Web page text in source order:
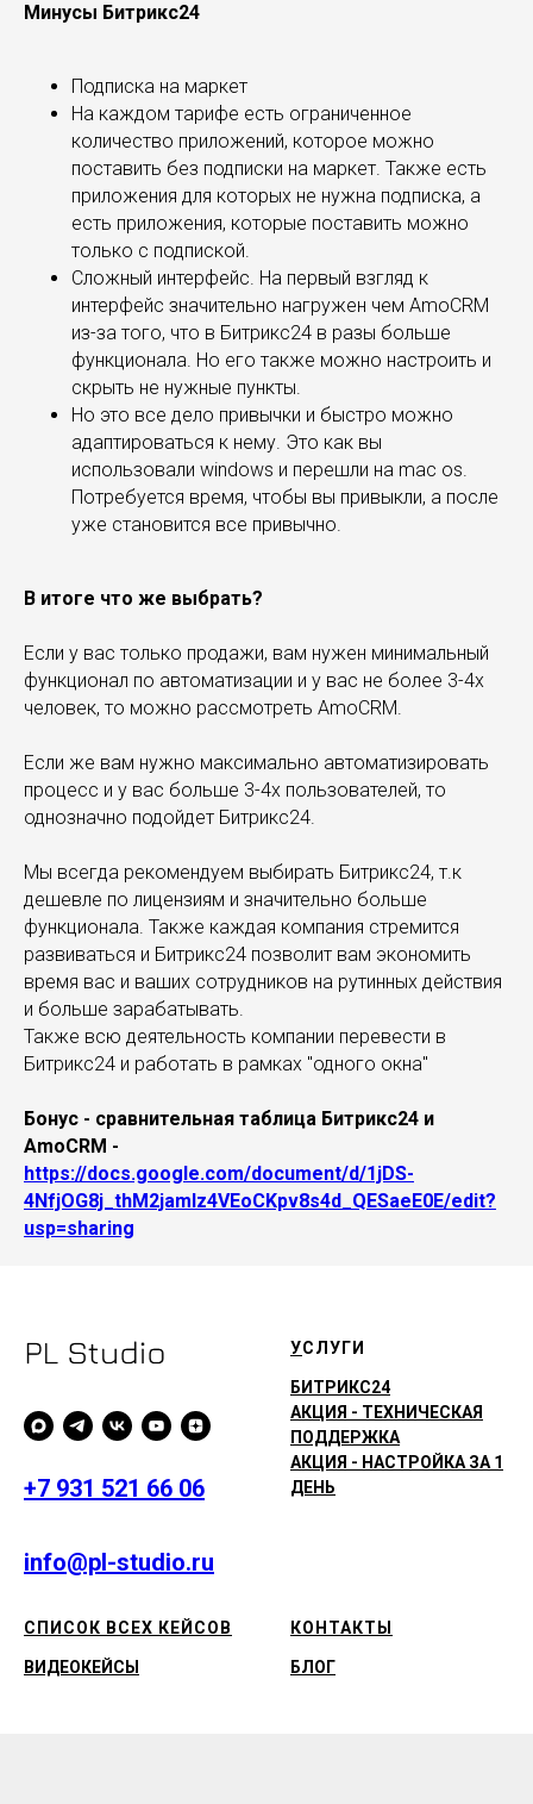
Минусы Битрикс24
Подписка на маркет
На каждом тарифе есть ограниченное
количество приложений, которое можно
поставить без подписки на маркет. Также есть
приложения для которых не нужна подписка, а
есть приложения, которые поставить можно
только с подпиской.
Сложный интерфейс. На первый взгляд к
интерфейс значительно нагружен чем AmoCRM
из-за того, что в Битрикс24 в разы больше
функционала. Но его также можно настроить и
скрыть не нужные пункты.
Но это все дело привычки и быстро можно
адаптироваться к нему. Это как вы
использовали windows и перешли на mac os.
Потребуется время, чтобы вы привыкли, а после
уже становится все привычно.
В итоге что же выбрать?
Если у вас только продажи, вам нужен минимальный
функционал по автоматизации и у вас не более 3-4х
человек, то можно рассмотреть AmoCRM.
Если же вам нужно максимально автоматизировать
процесс и у вас больше 3-4х пользователей, то
однозначно подойдет Битрикс24.
Мы всегда рекомендуем выбирать Битрикс24, т.к
дешевле по лицензиям и значительно больше
функционала. Также каждая компания стремится
развиваться и Битрикс24 позволит вам экономить
время вас и ваших сотрудников на рутинных действия
и больше зарабатывать.
Также всю деятельность компании перевести в
Битрикс24 и работать в рамках "одного окна"
Бонус - сравнительная таблица Битрикс24 и
AmoCRM -
https://docs.google.com/document/d/1jDS-
4NfjOG8j_thM2jamlz4VEoCKpv8s4d_QESaeE0E/edit?
usp=sharing
+7 931 521 66 06
info@pl-studio.ru
УСЛУГИ
БИТРИКС24
АКЦИЯ - ТЕХНИЧЕСКАЯ
ПОДДЕРЖКА
АКЦИЯ - НАСТРОЙКА ЗА 1
ДЕНЬ
СПИСОК ВСЕХ КЕЙСОВ
ВИДЕОКЕЙСЫ
КОНТАКТЫ
БЛОГ